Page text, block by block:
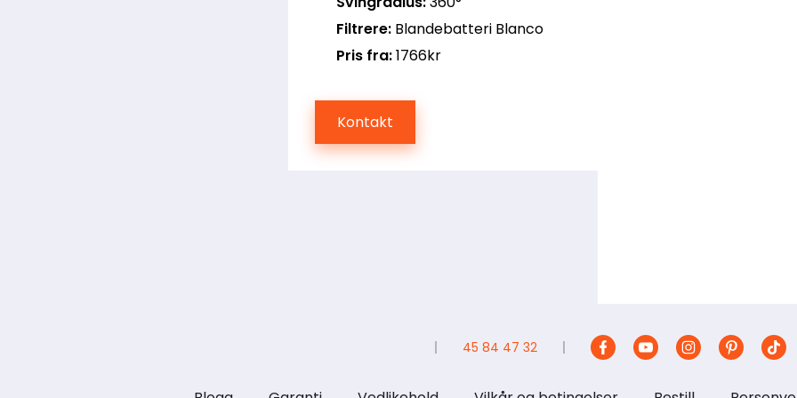
Filtrere: Blandebatteri Blanco
Pris fra:1766kr
Kontakt
45 84 47 32